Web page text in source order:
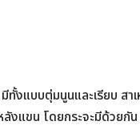
งแบบตุ่มนูนและเรียบ สา
งแขน โดยกระจะมีด้วยกั